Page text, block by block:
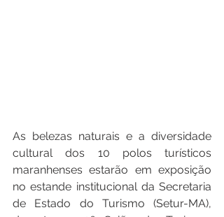
As belezas naturais e a diversidade
cultural dos 10 polos turísticos
maranhenses estarão em exposição
no estande institucional da Secretaria
de Estado do Turismo (Setur-MA),